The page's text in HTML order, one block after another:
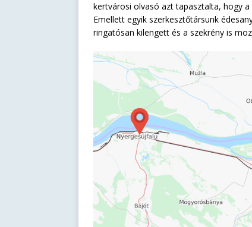
kertvárosi olvasó azt tapasztalta, hogy
Emellett egyik szerkesztőtársunk
ringatósan kilengett és a szekrény is